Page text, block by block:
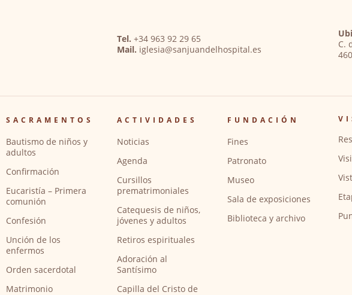
Tel. +34 963 92 29 65
Mail. iglesia@sanjuandelhospital.es
C.
SACRAMENTOS
Bautismo de niños y
adultos
Confirmación
Eucaristía – Primera
comunión
Confesión
Unción de los
enfermos
Orden sacerdotal
Matrimonio
ACTIVIDADES
Noticias
Agenda
Cursillos
prematrimoniales
Catequesis de niños,
jóvenes y adultos
Retiros espirituales
Adoración al
Santísimo
Capilla del Cristo de
FUNDACIÓN
Fines
Patronato
Museo
Sala de exposiciones
Biblioteca y archivo